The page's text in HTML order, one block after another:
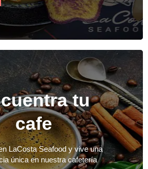
tu
cafe
LaCosta Seafood y vive una
única en nuestra cafetería